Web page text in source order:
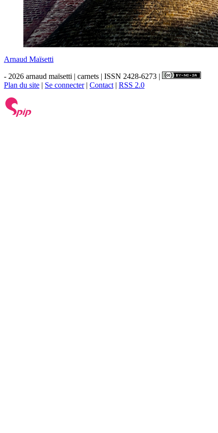
Arnaud Maïsetti
- 2026 arnaud maïsetti | carnets | ISSN 2428-6273 |
Plan du site | Se connecter| Contact | RSS 2.0